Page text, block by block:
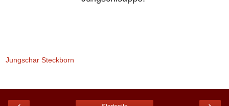
Jungschar Steckborn